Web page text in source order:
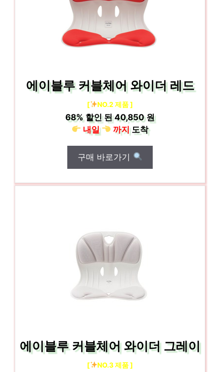
에이블루 커블체어 와이더 레드
[ NO.2 제품 ]
68% 할인 된40,850 원
내일
까지도착
구매 바로가기
에이블루 커블체어 와이더 그레이
[ NO.3 제품 ]